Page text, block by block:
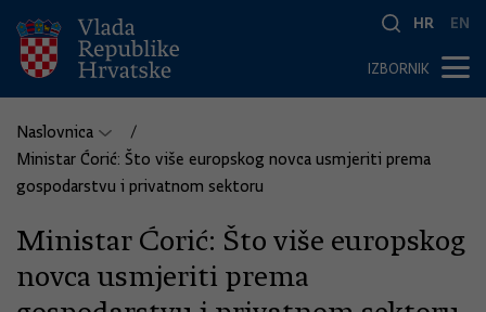
HR EN
IZBORNIK
Naslovnica
Ministar Ćorić: Što više europskog novca usmjeriti prema
gospodarstvu i privatnom sektoru
Ministar Ćorić: Što više europskog
novca usmjeriti prema